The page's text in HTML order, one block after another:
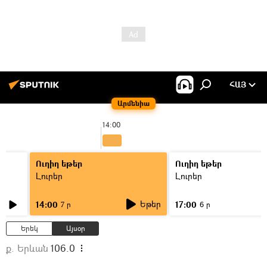
Արմենիա
ՀԱՅ
14:00
Ուղիղ եթեր
Լուրեր
14:00 7 ր Եթեր
Ուղիղ եթեր
Լուրեր
17:00 6 ր
Երեկ Այսօր
ք. Երևան 106.0